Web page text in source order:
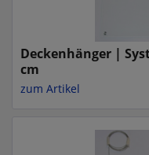
Deckenhänger |
cm
zum Artikel